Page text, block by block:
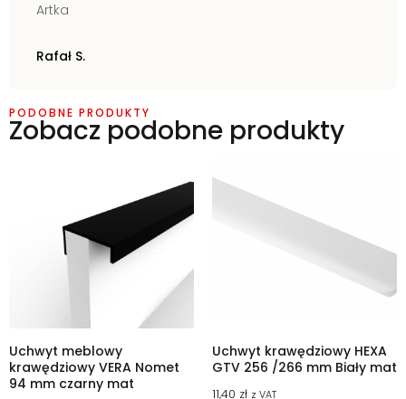
Artka
Rafał S.
PODOBNE PRODUKTY
Zobacz podobne produkty
Uchwyt meblowy
krawędziowy VERA Nomet
94 mm czarny mat
Uchwyt krawędziowy HEXA
GTV 256 /266 mm Biały mat
11,40 zł z VAT